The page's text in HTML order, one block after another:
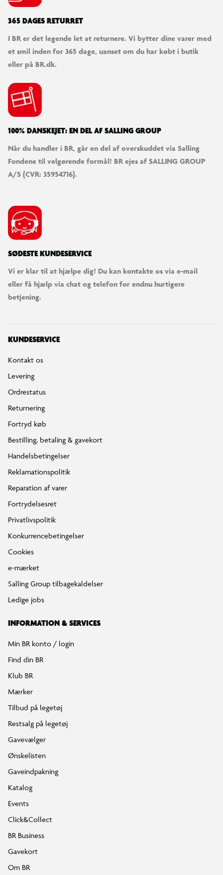
365 DAGES RETURRET
I BR er det legende let at returnere. Vi bytter dine varer med
et smil inden for 365 dage, uanset om du har købt i butik
eller på BR.dk.
100% DANSKEJET: EN DEL AF SALLING GROUP
Når du handler i BR, går en del af overskuddet via Salling
Fondene til velgørende formål! BR ejes af SALLING GROUP
A/S (CVR: 35954716).
SØDESTE KUNDESERVICE
Vi er klar til at hjælpe dig! Du kan kontakte os via e-mail
eller få hjælp via chat og telefon for endnu hurtigere
betjening.
KUNDESERVICE
Kontakt os
Levering
Ordrestatus
Returnering
Fortryd køb
Bestilling, betaling & gavekort
Handelsbetingelser
Reklamationspolitik
Reparation af varer
Fortrydelsesret
Privatlivspolitik
Konkurrencebetingelser
Cookies
e-mærket
Salling Group tilbagekaldelser
Ledige jobs
INFORMATION & SERVICES
Min BR konto / login
Find din BR
Klub BR
Mærker
Tilbud på legetøj
Restsalg på legetøj
Gavevælger
Ønskelisten
Gaveindpakning
Katalog
Events
Click&Collect
BR Business
Gavekort
Om BR